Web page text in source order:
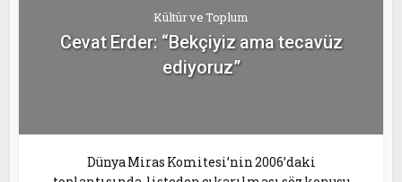
Kültür ve Toplum
Cevat Erder: “Bekçiyiz ama tecavüz
ediyoruz”
Dünya Miras Komitesi’nin 2006’daki